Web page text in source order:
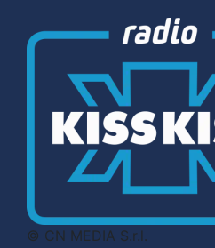
© CN MEDIA S.r.l.